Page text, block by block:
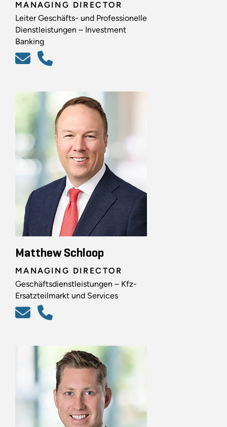
MANAGING DIRECTOR
Leiter Geschäfts- und Professionelle
Dienstleistungen – Investment
Banking
Matthew Schloop
MANAGING DIRECTOR
Geschäftsdienstleistungen – Kfz-
Ersatzteilmarkt und Services